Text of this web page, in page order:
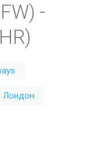
-
Лондон